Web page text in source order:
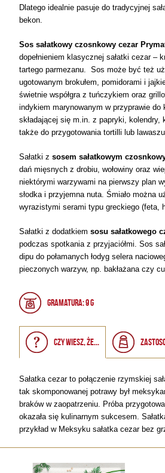
Dlatego idealnie pasuje do tradycyjnej
bekon.
Sos sałatkowy czosnkowy cezar
dopełnieniem klasycznej sałatki cezar –
tartego parmezanu. Sos może być też
ugotowanym brokułem, pomidorami i
świetnie współgra z tuńczykiem oraz
indykiem marynowanym w przyprawie do
składającej się m.in. z papryki,
także do przygotowania tortilli lub
Sałatki z sosem sałatkowym
dań mięsnych z drobiu, wołowiny oraz
niektórymi warzywami na pierwszy plan
słodka i przyjemna nuta. Śmiało można
wyrazistymi serami typu greckiego (feta,
Sałatki z dodatkiem sosu sałatkowego
podczas spotkania z przyjaciółmi. Sos
dipu do połamanych łodyg selera
pieczonych warzyw, np. bakłażana czy
Gramatura: 9 g
Czy wiesz, że...
Sałatka cezar to połączenie rzymskiej
tak skomponowanej potrawy był
braków w zaopatrzeniu. Próba
okazała się kulinarnym sukcesem.
przykład w Meksyku sałatka cezar bez